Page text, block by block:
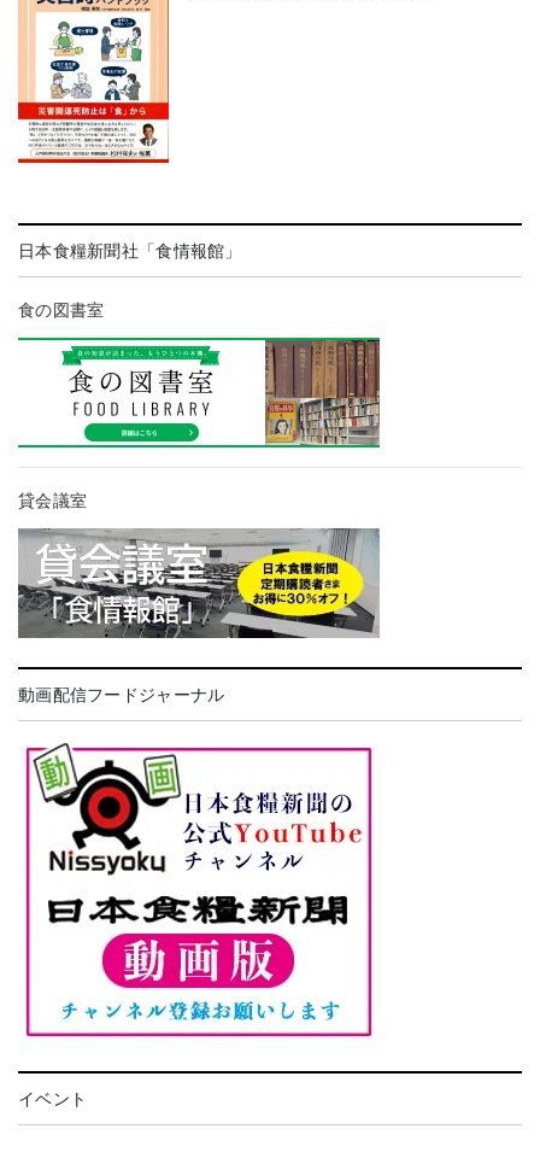
日本食糧新聞社「食情報館」
食の図書室
貸会議室
動画配信フードジャーナル
イベント